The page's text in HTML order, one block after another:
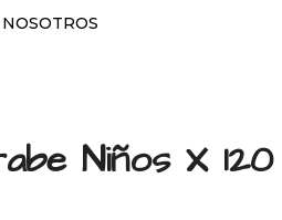
NOSOTROS
Niños X